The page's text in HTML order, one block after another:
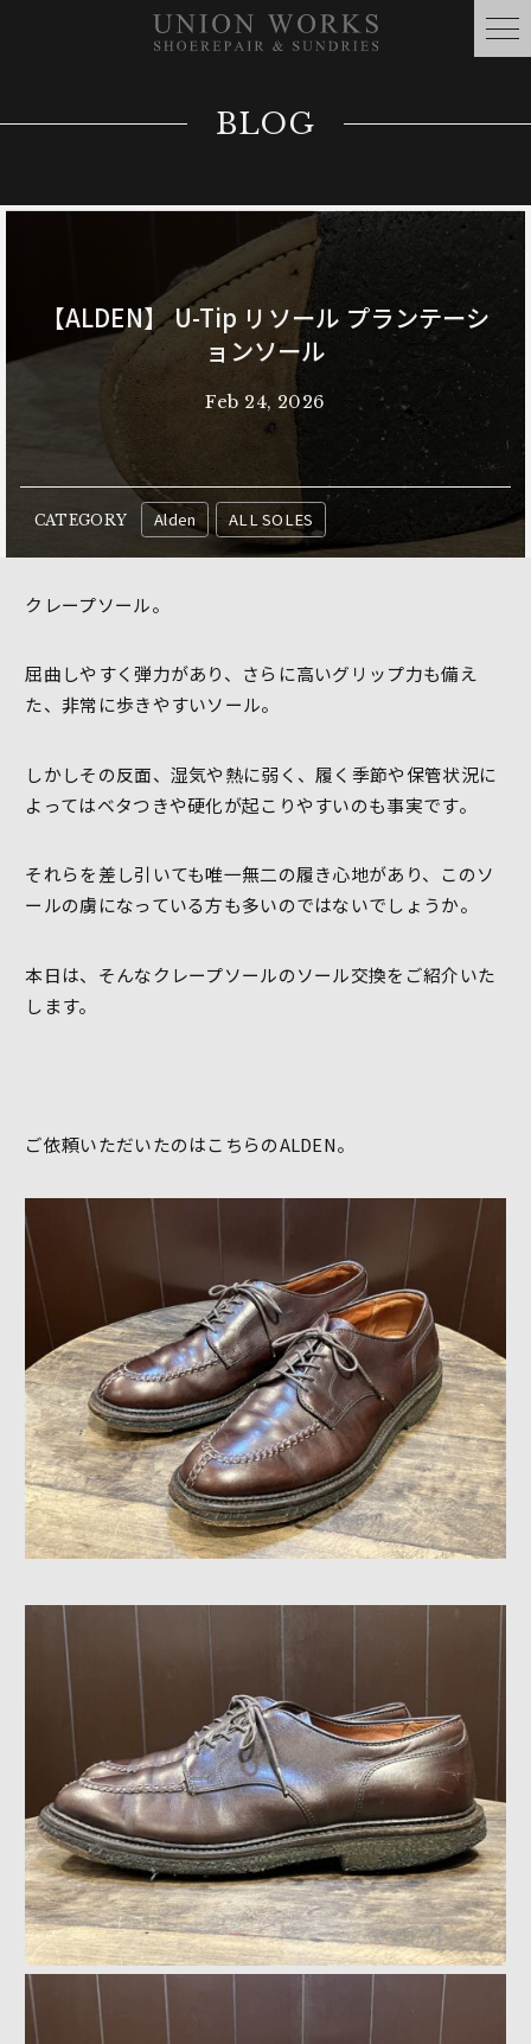
BLOG
【ALDEN】 U-Tip リソール プランテーシ
ョンソール
Feb 24, 2026
CATEGORY Alden ALL SOLES
クレープソール。
屈曲しやすく弾力があり、さらに高いグリップ力も備え
た、非常に歩きやすいソール。
しかしその反面、湿気や熱に弱く、履く季節や保管状況に
よってはベタつきや硬化が起こりやすいのも事実です。
それらを差し引いても唯一無二の履き心地があり、このソ
ールの虜になっている方も多いのではないでしょうか。
本日は、そんなクレープソールのソール交換をご紹介いた
します。
ご依頼いただいたのはこちらのALDEN。